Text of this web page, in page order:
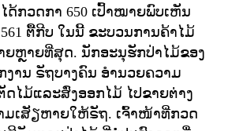
ດ້ກວດກາ 650 ເປົ້າໝາຍພົບເຫັນ
ຕື້ກີບ ໃນນີ້ ຂະບວນການຄ້າໄມ້
ຍຫຼາຍທີ່ສຸດ. ນັກອະນຸຮັກປ່າໄມ້ຂອງ
ງານ ຣັຖບາງຄົນ ອຳນວຍຄວາມ
ໄມ້ແລະສົ່ງອອກໄມ້ ໄປຂາຍຕ່າງ
ມເສັຽຫາຍໃຫ້ຣັຖ. ເຈົ້າໜ້າທີ່ກວດ